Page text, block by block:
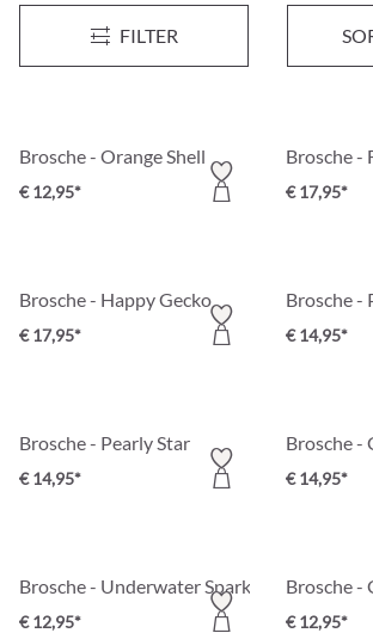
FILTER
Brosche - Gleaming Garden Brosche -
€ 14,95*
Brosche - Orange Shell
€ 12,95*
Brosche -
€ 17,95*
Brosche - Happy Gecko
€ 17,95*
Brosche -
€ 14,95*
Brosche - Pearly Star
€ 14,95*
Brosche -
€ 14,95*
Brosche - Underwater Sparkle
€ 12,95*
Brosche -
€ 12,95*